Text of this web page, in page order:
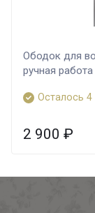
Ободок для
ручная работа
Осталось 4
2 900 ₽